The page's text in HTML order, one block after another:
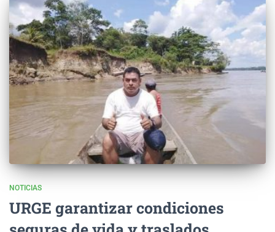
NOTICIAS
URGE garantizar condiciones